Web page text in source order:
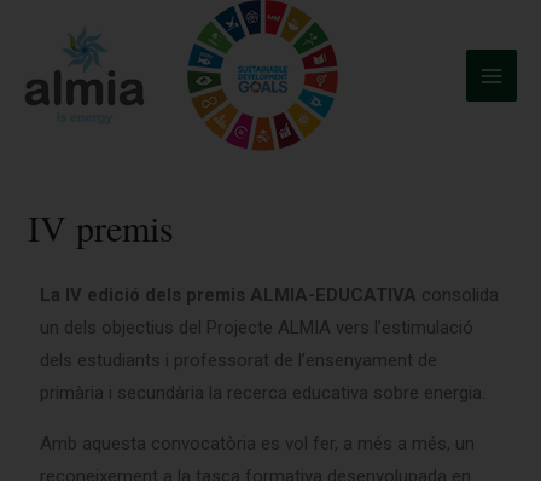
contenido
Menu
IV premis
La IV edició dels premis ALMIA-EDUCATIVA consolida
un dels objectius del Projecte ALMIA vers l’estimulació
dels estudiants i professorat de l’ensenyament de
primària i secundària la recerca educativa sobre energia.
Amb aquesta convocatòria es vol fer, a més a més, un
reconeixement a la tasca formativa desenvolupada en